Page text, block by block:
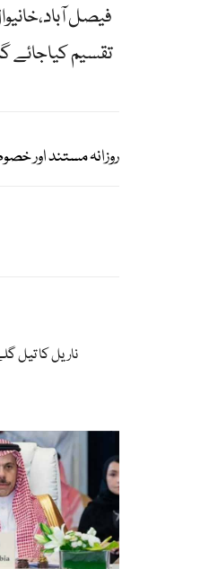
فیصل
تقسیم کیاجائے
روزانہ مستند اور
ناریل کا تیل